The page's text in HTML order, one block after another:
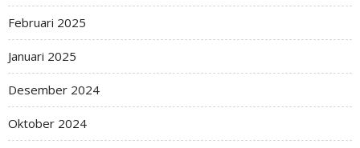
Februari 2025
Januari 2025
Desember 2024
Oktober 2024